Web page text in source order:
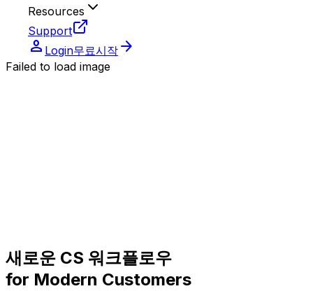
Resources
Support
person Login무료시작 arrow_forward
Failed to load image
새로운 CS 워크플로우
for Modern Customers